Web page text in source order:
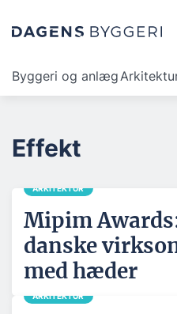
Byggeri og anlæg
Effekt
ARKITEKTUR
Mipim
danske
med hæder
ARKITEKTUR